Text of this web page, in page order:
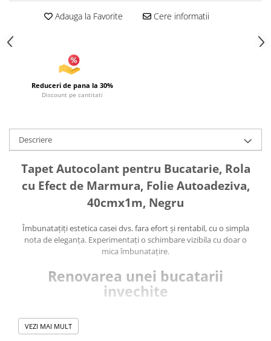
Adauga la Favorite Cere informatii
Reduceri de pana la 30%
Discount pe cantitati
Descriere
Tapet Autocolant pentru Bucatarie, Rola
cu Efect de Marmura, Folie Autoadeziva,
40cmx1m, Negru
Îmbunatațiți estetica casei dvs. fara efort și rentabil, cu o simpla
nota de eleganța. Experimentați o schimbare vizibila cu doar o
mica îmbunatațire.
Renovarea unei bucatarii
invechite
Folosind folia autoadeziva, poți crea o ambianța primitoare și
VEZI MAI MULT